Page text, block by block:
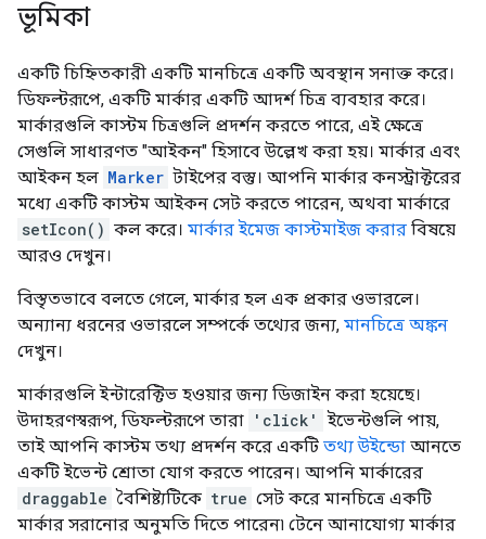
ভূমিকা
একটি চিহ্নিতকারী একটি মানচিত্রে একটি অবস্থান সনাক্ত করে।
ডিফল্টরূপে, একটি মার্কার একটি আদর্শ চিত্র ব্যবহার করে।
মার্কারগুলি কাস্টম চিত্রগুলি প্রদর্শন করতে পারে, এই ক্ষেত্রে
সেগুলি সাধারণত "আইকন" হিসাবে উল্লেখ করা হয়। মার্কার এবং
আইকন হল Marker টাইপের বস্তু। আপনি মার্কার কনস্ট্রাক্টরের
মধ্যে একটি কাস্টম আইকন সেট করতে পারেন, অথবা মার্কারে
setIcon() কল করে। মার্কার ইমেজ কাস্টমাইজ করার বিষয়ে
আরও দেখুন।
বিস্তৃতভাবে বলতে গেলে, মার্কার হল এক প্রকার ওভারলে।
অন্যান্য ধরনের ওভারলে সম্পর্কে তথ্যের জন্য, মানচিত্রে অঙ্কন
দেখুন।
মার্কারগুলি ইন্টারেক্টিভ হওয়ার জন্য ডিজাইন করা হয়েছে।
উদাহরণস্বরূপ, ডিফল্টরূপে তারা 'click' ইভেন্টগুলি পায়,
তাই আপনি কাস্টম তথ্য প্রদর্শন করে একটি তথ্য উইন্ডো আনতে
একটি ইভেন্ট শ্রোতা যোগ করতে পারেন। আপনি মার্কারের
draggable বৈশিষ্ট্যটিকে true সেট করে মানচিত্রে একটি
মার্কার সরানোর অনুমতি দিতে পারেন৷ টেনে আনাযোগ্য মার্কার